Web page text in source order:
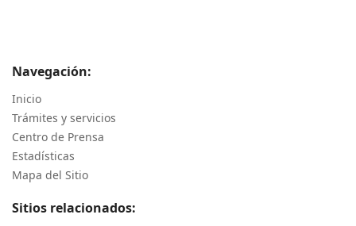
Navegación:
Inicio
Trámites y servicios
Centro de Prensa
Estadísticas
Mapa del Sitio
Sitios relacionados: